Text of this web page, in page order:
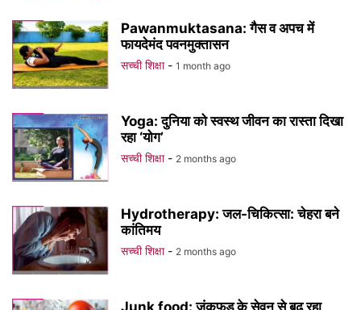
Pawanmuktasana: गैस व अपच में
फायदेमंद पवनमुक्तासन
सच्ची शिक्षा - 1 month ago
Yoga: दुनिया को स्वस्थ जीवन का रास्ता दिखा
रहा ‘योग’
सच्ची शिक्षा - 2 months ago
Hydrotherapy: जल-चिकित्सा: चेहरा बने
कांतिमय
सच्ची शिक्षा - 2 months ago